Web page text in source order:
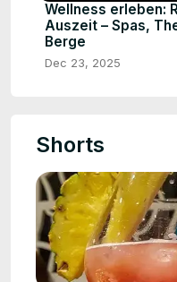
Wellness erleben:
Auszeit – Spas,
Berge
Dec 23, 2025
Shorts